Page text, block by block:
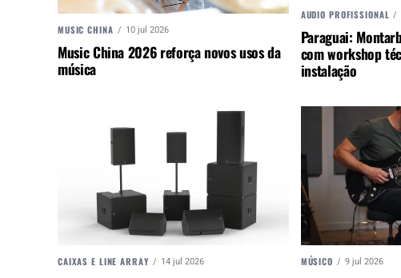
MUSIC CHINA 10 jul 2026
Music China 2026 reforça novos usos da
música
AUDIO PROFISSIONAL
Paraguai:
com workshop
instalação
CAIXAS E LINE ARRAY 14 jul 2026 MÚSICO 9 jul 2026